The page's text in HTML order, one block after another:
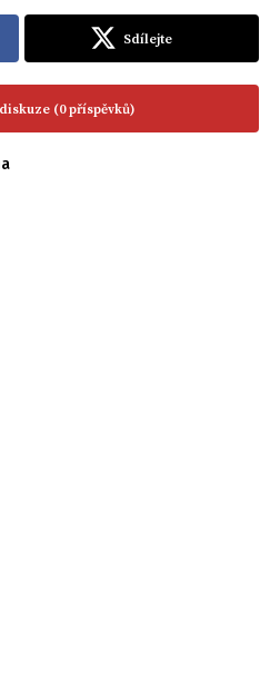
Sdílejte
(0 příspěvků)